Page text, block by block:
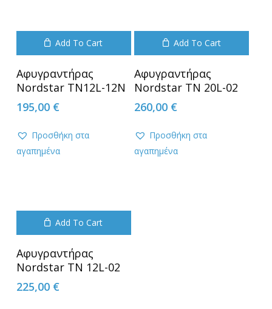
Add To Cart
Αφυγραντήρας
Nordstar TN12L-12N
195,00 €
Προσθήκη στα
αγαπημένα
Add To Cart
Αφυγραντήρας
Nordstar ΤΝ 20L-02
260,00 €
Προσθήκη στα
αγαπημένα
Add To Cart
Αφυγραντήρας
Nordstar ΤΝ 12L-02
225,00 €